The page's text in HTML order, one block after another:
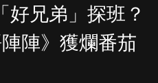
好兄弟」探班？
陣》獲爛番茄